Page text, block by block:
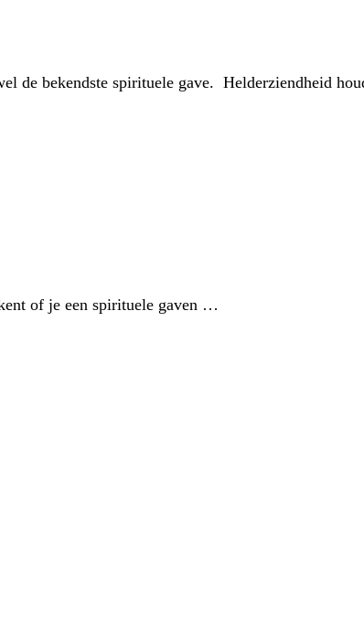
de bekendste spirituele gave. Helderziendheid
of je een spirituele gaven …